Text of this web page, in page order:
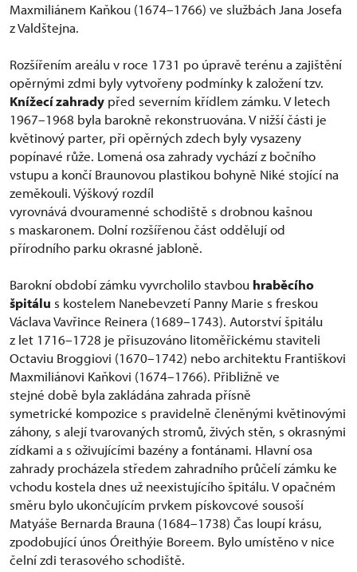
Maxmiliánem Kaňkou (1674–1766) ve službách Jana Josefa
z Valdštejna.
Rozšířením areálu v roce 1731 po úpravě terénu a zajištění
opěrnými zdmi byly vytvořeny podmínky k založení tzv.
Knížecí zahrady před severním křídlem zámku. V letech
1967–1968 byla barokně rekonstruována. V nižší části je
květinový parter, při opěrných zdech byly vysazeny
popínavé růže. Lomená osa zahrady vychází z bočního
vstupu a končí Braunovou plastikou bohyně Niké stojící na
zeměkouli. Výškový rozdíl
vyrovnává dvouramenné schodiště s drobnou kašnou
s maskaronem. Dolní rozšířenou část oddělují od
přírodního parku okrasné jabloně.
Barokní období zámku vyvrcholilo stavbou hraběcího
špitálu s kostelem Nanebevzetí Panny Marie s freskou
Václava Vavřince Reinera (1689–1743). Autorství špitálu
z let 1716–1728 je přisuzováno litoměřickému staviteli
Octaviu Broggiovi (1670–1742) nebo architektu Františkovi
Maxmiliánovi Kaňkovi (1674–1766). Přibližně ve
stejné době byla zakládána zahrada přísně
symetrické kompozice s pravidelně členěnými květinovými
záhony, s alejí tvarovaných stromů, živých stěn, s okrasnými
zídkami a s oživujícími bazény a fontánami. Hlavní osa
zahrady procházela středem zahradního průčelí zámku ke
vchodu kostela dnes už neexistujícího špitálu. V opačném
směru bylo ukončujícím prvkem pískovcové sousoší
Matyáše Bernarda Brauna (1684–1738) Čas loupí krásu,
zpodobující únos Óreithýie Boreem. Bylo umístěno v nice
čelní zdi terasového schodiště.